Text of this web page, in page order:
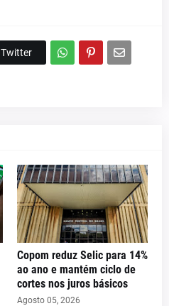
Twitter
Copom reduz Selic para 14%
ao ano e mantém ciclo de
cortes nos juros básicos
Agosto 05, 2026